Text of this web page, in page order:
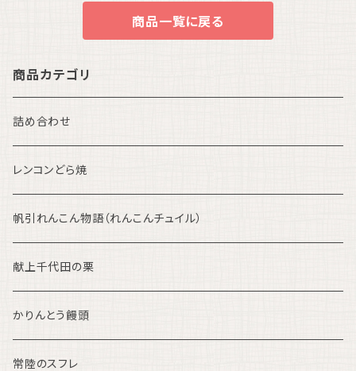
商品一覧に戻る
商品カテゴリ
詰め合わせ
レンコンどら焼
帆引れんこん物語（れんこんチュイル）
献上千代田の栗
かりんとう饅頭
常陸のスフレ